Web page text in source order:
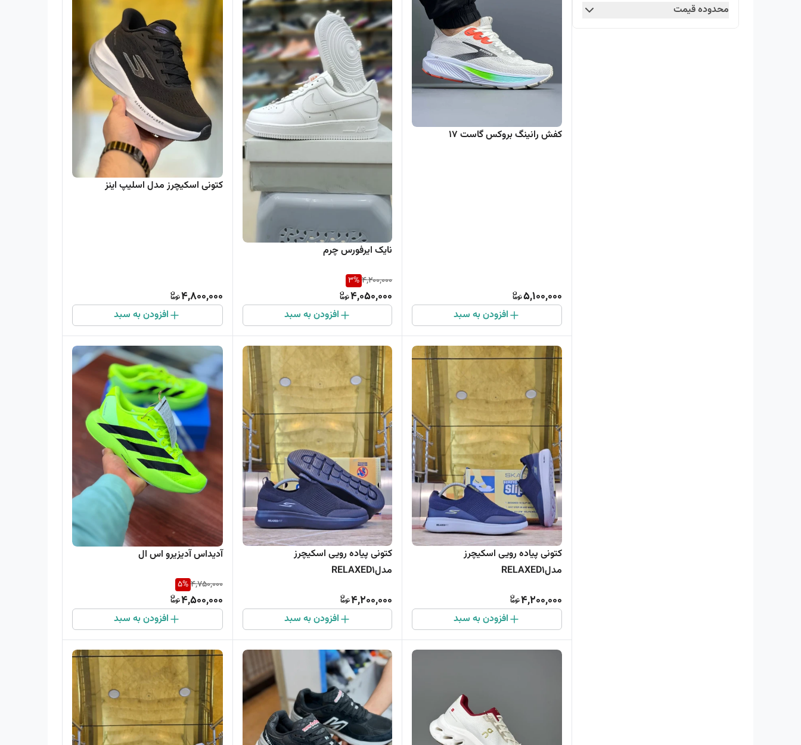
QC
محدوده قیمت
کفش رانینگ بروکس گاست 17
5,100,000
افزودن به سبد
نایک ایرفورس چرم
4,200,000
3%
4,050,000
افزودن به سبد
کتونی اسکیچرز مدل اسلیپ اینز
4,800,000
افزودن به سبد
کتونی پیاده رویی اسکیچرز
مدلRELAXED1
4,200,000
افزودن به سبد
کتونی پیاده رویی اسکیچرز
مدلRELAXED1
4,200,000
افزودن به سبد
آدیداس آدیزیرو اس ال
4,750,000
5%
4,500,000
افزودن به سبد